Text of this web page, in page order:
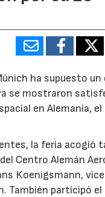
ha supuesto
se mostraron
en Alemania, el
la feria acogió
Centro Alemán
Koenigsmann,
También participó el